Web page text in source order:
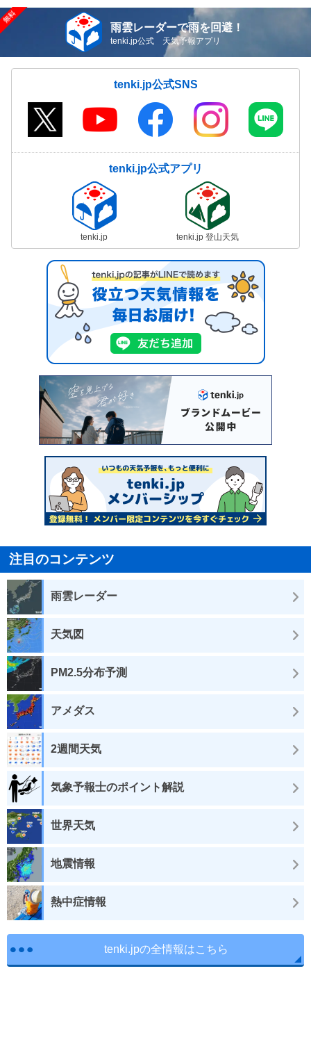
雨雲レーダーで雨を回避！
tenki.jp公式 天気予報アプリ
tenki.jp公式SNS
tenki.jp公式アプリ
tenki.jp tenki.jp 登山天気
注目のコンテンツ
雨雲レーダー
天気図
PM2.5分布予測
アメダス
2週間天気
気象予報士のポイント解説
世界天気
地震情報
熱中症情報
tenki.jpの全情報はこちら